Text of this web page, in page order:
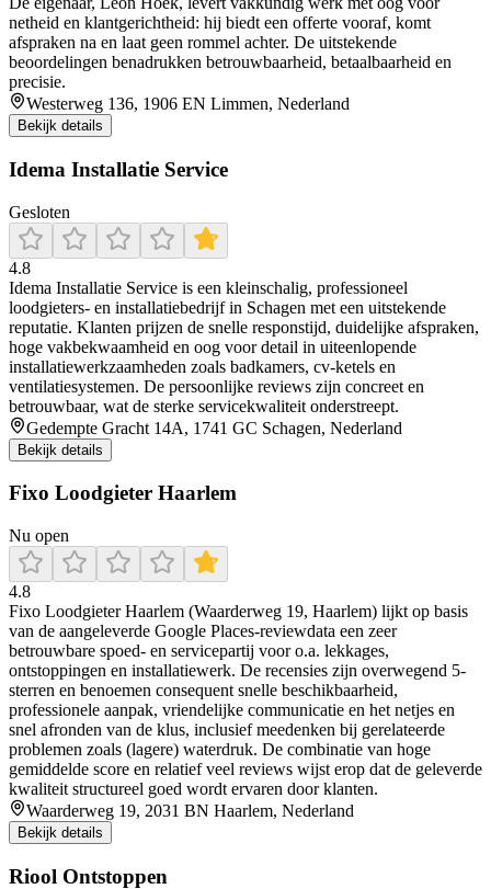
netheid en klantgerichtheid: hij biedt een offerte vooraf, komt
afspraken na en laat geen rommel achter. De uitstekende
beoordelingen benadrukken betrouwbaarheid, betaalbaarheid en
precisie.
Westerweg 136, 1906 EN Limmen, Nederland
Bekijk details
Idema Installatie Service
Gesloten
4.8
Idema Installatie Service is een kleinschalig, professioneel
loodgieters- en installatiebedrijf in Schagen met een uitstekende
reputatie. Klanten prijzen de snelle responstijd, duidelijke afspraken,
hoge vakbekwaamheid en oog voor detail in uiteenlopende
installatiewerkzaamheden zoals badkamers, cv-ketels en
ventilatiesystemen. De persoonlijke reviews zijn concreet en
betrouwbaar, wat de sterke servicekwaliteit onderstreept.
Gedempte Gracht 14A, 1741 GC Schagen, Nederland
Bekijk details
Fixo Loodgieter Haarlem
Nu open
4.8
Fixo Loodgieter Haarlem (Waarderweg 19, Haarlem) lijkt op basis
van de aangeleverde Google Places-reviewdata een zeer
betrouwbare spoed- en servicepartij voor o.a. lekkages,
ontstoppingen en installatiewerk. De recensies zijn overwegend 5-
sterren en benoemen consequent snelle beschikbaarheid,
professionele aanpak, vriendelijke communicatie en het netjes en
snel afronden van de klus, inclusief meedenken bij gerelateerde
problemen zoals (lagere) waterdruk. De combinatie van hoge
gemiddelde score en relatief veel reviews wijst erop dat de geleverde
kwaliteit structureel goed wordt ervaren door klanten.
Waarderweg 19, 2031 BN Haarlem, Nederland
Bekijk details
Riool Ontstoppen